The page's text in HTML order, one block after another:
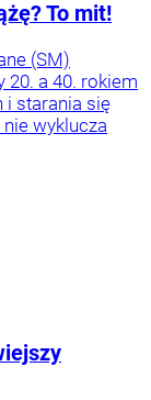
To mit!
(SM)
a 40. rokiem
i starania się
wyklucza